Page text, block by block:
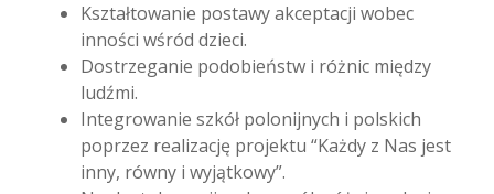
Kształtowanie postawy akceptacji wobec
inności wśród dzieci.
Dostrzeganie podobieństw i różnic między
ludźmi.
Integrowanie szkół polonijnych i polskich
poprzez realizację projektu “Każdy z Nas jest
inny, równy i wyjątkowy”.